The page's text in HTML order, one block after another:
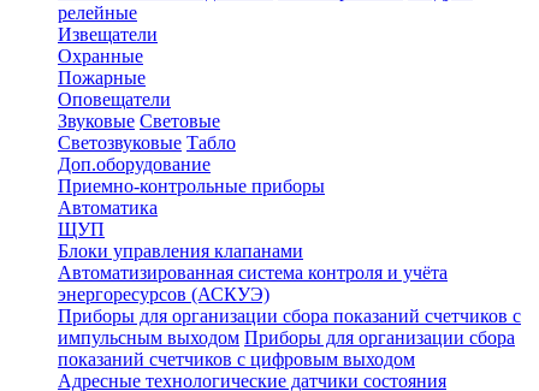
релейные
Извещатели
Охранные
Пожарные
Оповещатели
Звуковые Световые
Светозвуковые Табло
Доп.оборудование
Приемно-контрольные приборы
Автоматика
ЩУП
Блоки управления клапанами
Автоматизированная система контроля и учёта
энергоресурсов (АСКУЭ)
Приборы для организации сбора показаний счетчиков с
импульсным выходом Приборы для организации сбора
показаний счетчиков с цифровым выходом
Адресные технологические датчики состояния